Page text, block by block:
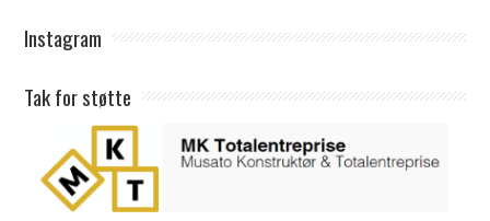
Instagram
Tak for støtte